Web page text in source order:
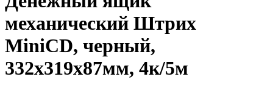
механический Штрих
MiniCD, черный,
332х319х87мм, 4к/5м